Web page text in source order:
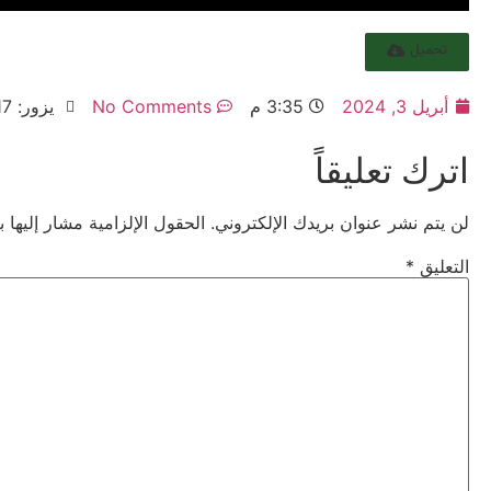
تحميل
أبريل 3, 2024 3:35 م No Comments يزور: 417
اترك تعليقاً
لن يتم نشر عنوان بريدك الإلكتروني. الحقول الإلزامية مشار إليها
التعليق *